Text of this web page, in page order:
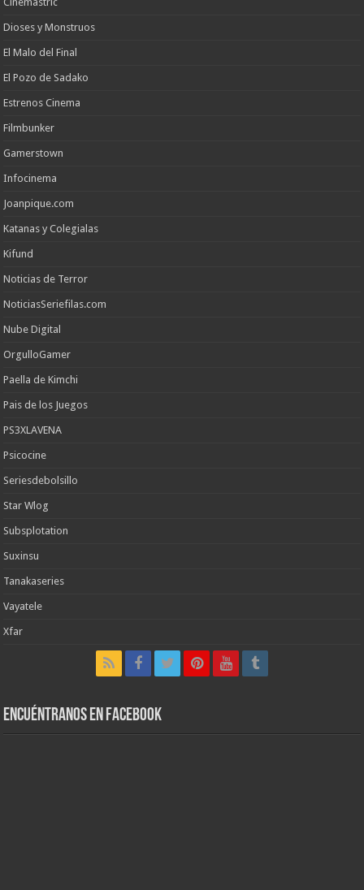
Dioses y Monstruos
El Malo del Final
El Pozo de Sadako
Estrenos Cinema
Filmbunker
Gamerstown
Infocinema
Joanpique.com
Katanas y Colegialas
Kifund
Noticias de Terror
NoticiasSeriefilas.com
Nube Digital
OrgulloGamer
Paella de Kimchi
Pais de los Juegos
PS3XLAVENA
Psicocine
Seriesdebolsillo
Star Wlog
Subsplotation
Suxinsu
Tanakaseries
Vayatele
Xfar
Encuéntranos en Facebook